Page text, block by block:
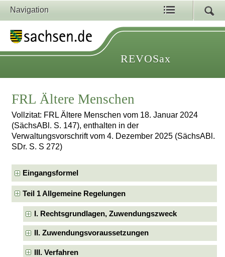
Navigation
REVOSax
FRL Ältere Menschen
Vollzitat: FRL Ältere Menschen vom 18. Januar 2024
(SächsABl. S. 147), enthalten in der
Verwaltungsvorschrift vom 4. Dezember 2025 (SächsABl.
SDr. S. S 272)
Eingangsformel
Teil 1 Allgemeine Regelungen
I. Rechtsgrundlagen, Zuwendungszweck
II. Zuwendungsvoraussetzungen
III. Verfahren